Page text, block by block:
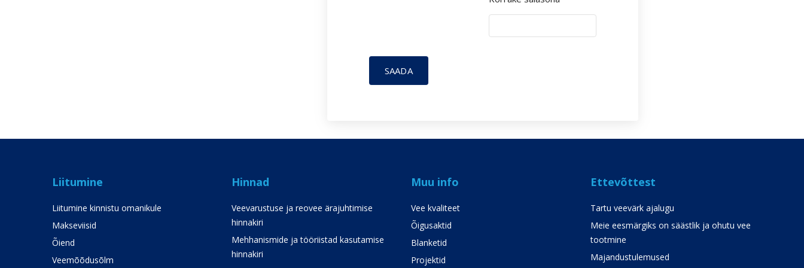
SAADA
Liitumine
Liitumine kinnistu omanikule
Makseviisid
Õiend
Veemõõdusõlm
Hinnad
Veevarustuse ja reovee ärajuhtimise
hinnakiri
Mehhanismide ja tööriistad kasutamise
hinnakiri
Muu info
Vee kvaliteet
Õigusaktid
Blanketid
Projektid
Ettevõttest
Tartu veevärk ajalugu
Meie eesmärgiks on säästlik ja ohutu vee
tootmine
Majandustulemused